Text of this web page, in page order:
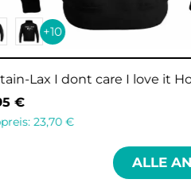
+10
Captain-Lax I dont need
24,95
ALLE